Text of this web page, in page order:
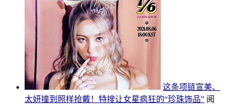
这条项链宣美、
太妍撞到照样抢戴！特搜让女星疯狂的“珍珠饰品” 阅